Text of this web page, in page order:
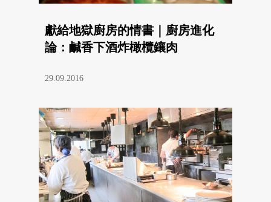
獻給地獄廚房的情書｜廚房進化
論：鹹香下酒炸橄欖鑲肉
29.09.2016